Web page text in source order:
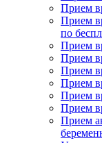
Прием
Прием
по
Прием
Прием
Прием
Прием
Прием
Прием
Прием